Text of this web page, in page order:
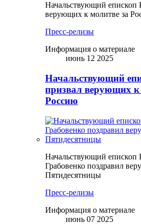
Начальствующий
верующих к молитве за
Пресс-релизы
Информация о материале
июнь 12 2025
Начальствующий
призвал верующих к
Россию
Начальствующий
Грабовенко поздравил
Пятидесятницы
Пресс-релизы
Информация о материале
июнь 07 2025